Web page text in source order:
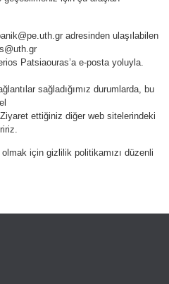
adresinden ulaşılabilen
Patsiaouras’a e-posta yoluyla.
sağladığımız durumlarda, bu
ettiğiniz diğer web sitelerindeki
için gizlilik politikamızı düzenli